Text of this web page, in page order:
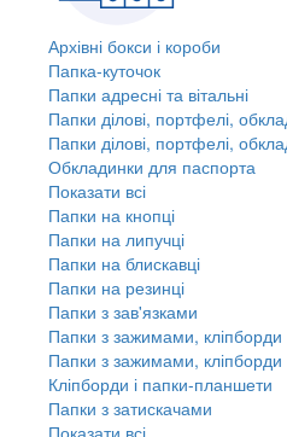
Архівні бокси і короби
Папка-куточок
Папки адресні та вітальні
Папки ділові, портфелі,
Папки ділові, портфелі,
Обкладинки для паспорта
Показати всі
Папки на кнопці
Папки на липучці
Папки на блискавці
Папки на резинці
Папки з зав'язками
Папки з зажимами, кліпборди
Папки з зажимами, кліпборди
Кліпборди і папки-планшети
Папки з затискачами
Показати всі